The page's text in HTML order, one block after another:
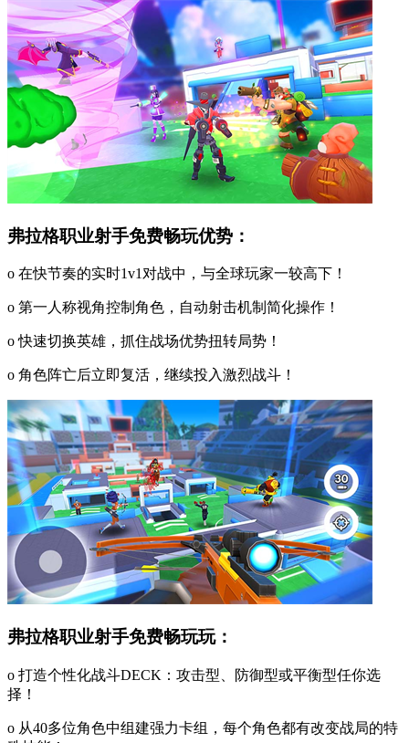
弗拉格职业射手免费畅玩优势：
o 在快节奏的实时1v1对战中，与全球玩家一较高下！
o 第一人称视角控制角色，自动射击机制简化操作！
o 快速切换英雄，抓住战场优势扭转局势！
o 角色阵亡后立即复活，继续投入激烈战斗！
弗拉格职业射手免费畅玩玩：
o 打造个性化战斗DECK：攻击型、防御型或平衡型任你选
择！
o 从40多位角色中组建强力卡组，每个角色都有改变战局的特